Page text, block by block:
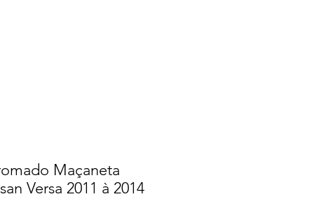
Maçaneta
Versa 2011 à 2014